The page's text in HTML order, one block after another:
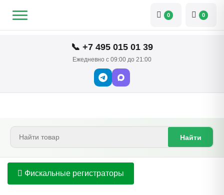
📞 +7 495 015 01 39
Ежедневно с 09:00 до 21:00
0 0
Найти
Фискальные регистраторы